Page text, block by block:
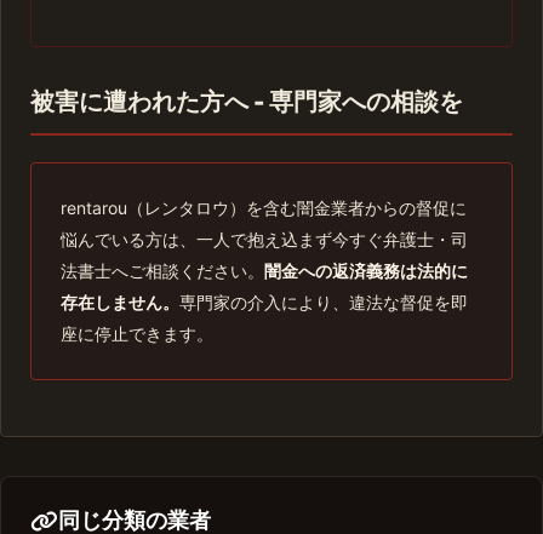
被害に遭われた方へ - 専門家への相談を
rentarou（レンタロウ）を含む闇金業者からの督促に
悩んでいる方は、一人で抱え込まず今すぐ弁護士・司
法書士へご相談ください。 闇金への返済義務は法的に
存在しません。 専門家の介入により、違法な督促を即
座に停止できます。
同じ分類の業者